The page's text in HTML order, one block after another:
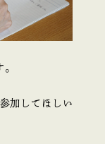
加してほしい